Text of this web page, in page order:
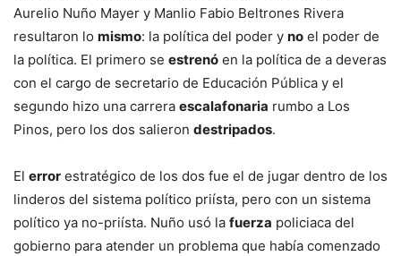
Aurelio Nuño Mayer y Manlio Fabio Beltrones Rivera
resultaron lo mismo: la política del poder y no el poder de
la política. El primero se estrenó en la política de a deveras
con el cargo de secretario de Educación Pública y el
segundo hizo una carrera escalafonaria rumbo a Los
Pinos, pero los dos salieron destripados.
El error estratégico de los dos fue el de jugar dentro de los
linderos del sistema político priísta, pero con un sistema
político ya no-priísta. Nuño usó la fuerza policiaca del
gobierno para atender un problema que había comenzado